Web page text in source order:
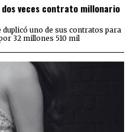
dos veces contrato millonario
duplicó uno de sus contratos para
32 millones 510 mil